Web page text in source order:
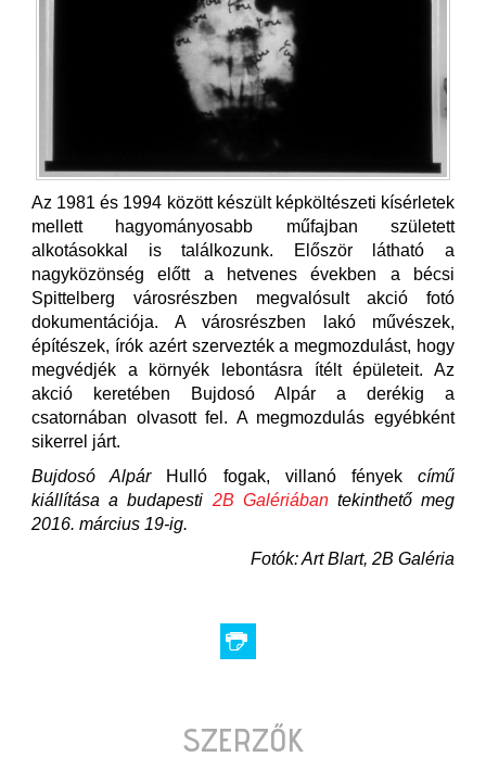
Az 1981 és 1994 között készült képköltészeti kísérletek
mellett hagyományosabb műfajban született
alkotásokkal is találkozunk. Először látható a
nagyközönség előtt a hetvenes években a bécsi
Spittelberg városrészben megvalósult akció fotó
dokumentációja. A városrészben lakó művészek,
építészek, írók azért szervezték a megmozdulást, hogy
megvédjék a környék lebontásra ítélt épületeit. Az
akció keretében Bujdosó Alpár a derékig a
csatornában olvasott fel. A megmozdulás egyébként
sikerrel járt.
Bujdosó Alpár Hulló fogak, villanó fényekcímű
kiállítása a budapesti 2B Galériábantekinthető meg
2016. március 19-ig.
Fotók: Art Blart, 2B Galéria
SZERZŐK